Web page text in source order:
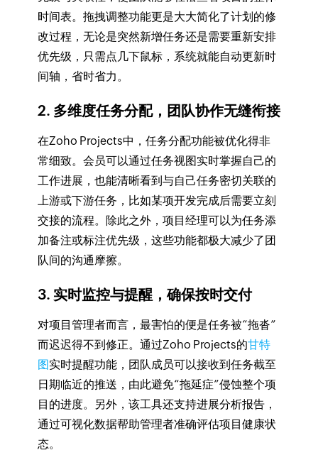
时间表。拖拽调整功能更是大大简化了计划的修
改过程，无论是突然新增任务还是需要重新安排
优先级，只需点几下鼠标，系统就能自动更新时
间轴，省时省力。
2. 多维度任务分配，团队协作无缝衔接
在Zoho Projects中，任务分配功能被优化得非
常细致。会员可以通过任务视图实时掌握自己的
工作进展，也能清晰看到与自己任务密切关联的
上游或下游任务，比如某项开发完成后需要立刻
交接的流程。除此之外，项目经理可以为任务添
加备注或标注优先级，这些功能都极大减少了团
队间的沟通摩擦。
3. 实时监控与提醒，确保按时交付
对项目管理者而言，最害怕的便是任务被“拖沓”
而迟迟得不到修正。通过Zoho Projects的甘特
图实时提醒功能，团队成员可以接收到任务截至
日期临近的推送，由此避免“拖延症”侵蚀整个项
目的进度。另外，该工具还支持进展分析报告，
通过可视化数据帮助管理者准确评估项目健康状
态。